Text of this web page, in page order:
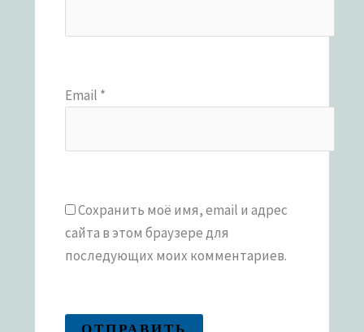
Email *
Сохранить моё имя, email и адрес
сайта в этом браузере для
последующих моих комментариев.